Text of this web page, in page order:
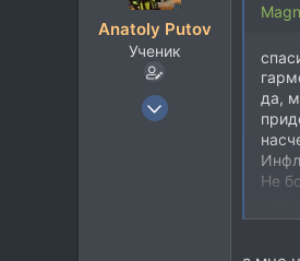
Anatoly Putov
Ученик
24 Май 2009
да,
Не
я